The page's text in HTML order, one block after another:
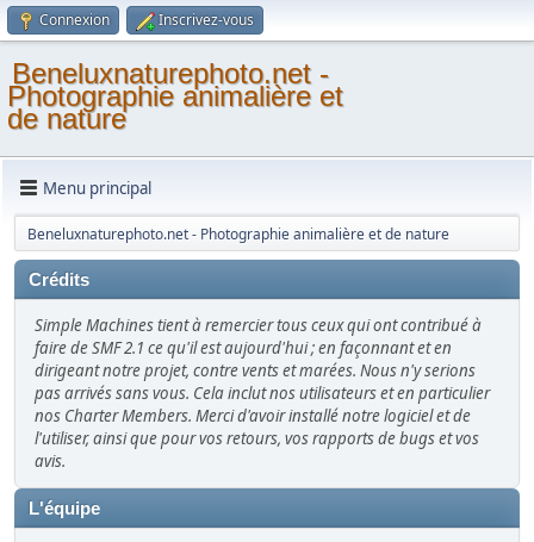
Connexion Inscrivez-vous
Beneluxnaturephoto.net -
Photographie animalière et
de nature
Menu principal
Beneluxnaturephoto.net - Photographie animalière et de nature
Crédits
Simple Machines tient à remercier tous ceux qui ont contribué à
faire de SMF 2.1 ce qu'il est aujourd'hui ; en façonnant et en
dirigeant notre projet, contre vents et marées. Nous n'y serions
pas arrivés sans vous. Cela inclut nos utilisateurs et en particulier
nos Charter Members. Merci d'avoir installé notre logiciel et de
l'utiliser, ainsi que pour vos retours, vos rapports de bugs et vos
avis.
L'équipe